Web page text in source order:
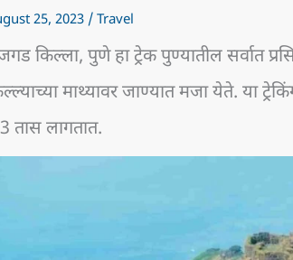
25, 2023 / Travel
किल्ला, पुणे हा ट्रेक पुण्यातील सर्वात
माथ्यावर जाण्यात मजा येते. या
तास लागतात.